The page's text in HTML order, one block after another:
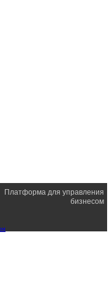
Платформа для управления
бизнесом